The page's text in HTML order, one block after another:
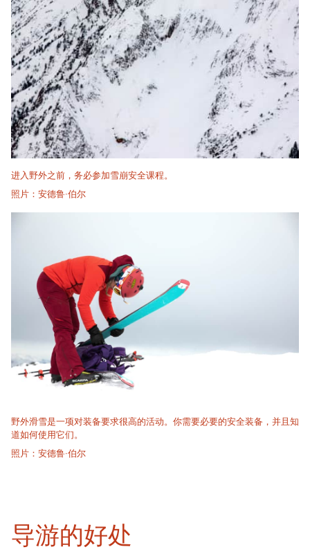
进入野外之前，务必参加雪崩安全课程。
照片：安德鲁·伯尔
野外滑雪是一项对装备要求很高的活动。你需要必要的安全装备，并且知
道如何使用它们。
照片：安德鲁·伯尔
导游的好处